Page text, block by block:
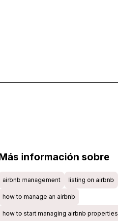
información sobre
airbnb management listing on airbnb
how to manage an airbnb
how to start managing airbnb properties